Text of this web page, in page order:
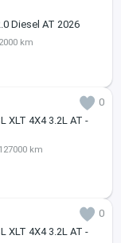
Diesel AT 2026
km
0
XLT 4X4 3.2L AT -
km
0
XLT 4X4 3.2L AT -